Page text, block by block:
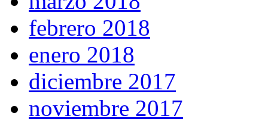
febrero 2018
enero 2018
diciembre 2017
noviembre 2017